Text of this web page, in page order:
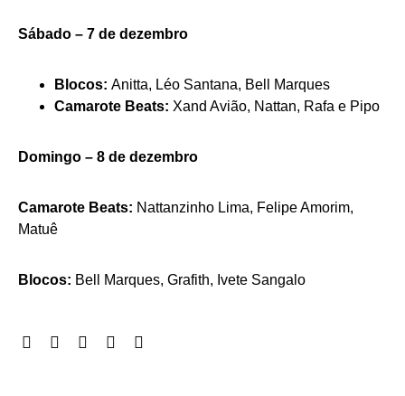
Sábado – 7 de dezembro
Blocos: Anitta, Léo Santana, Bell Marques
Camarote Beats: Xand Avião, Nattan, Rafa e Pipo
Domingo – 8 de dezembro
Camarote Beats: Nattanzinho Lima, Felipe Amorim,
Matuê
Blocos: Bell Marques, Grafith, Ivete Sangalo